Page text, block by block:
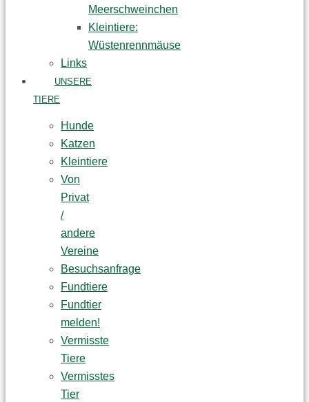
Meerschweinchen
Kleintiere:
Wüstenrennmäuse
Links
UNSERE
TIERE
Hunde
Katzen
Kleintiere
Von
Privat
/
andere
Vereine
Besuchsanfrage
Fundtiere
Fundtier
melden!
Vermisste
Tiere
Vermisstes
Tier